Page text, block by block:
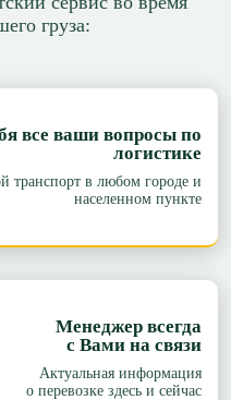
груза:
все ваши вопросы по
логистике
транспорт в любом городе и
населенном пункте
Менеджер всегда
с Вами на связи
Актуальная информация
о перевозке здесь и сейчас